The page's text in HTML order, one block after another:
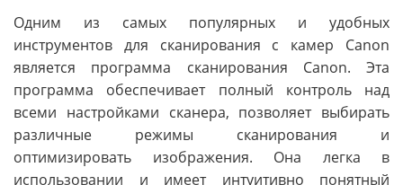
Одним из самых популярных и удобных
инструментов для сканирования с камер Canon
является программа сканирования Canon. Эта
программа обеспечивает полный контроль над
всеми настройками сканера, позволяет выбирать
различные режимы сканирования и
оптимизировать изображения. Она легка в
использовании и имеет интуитивно понятный